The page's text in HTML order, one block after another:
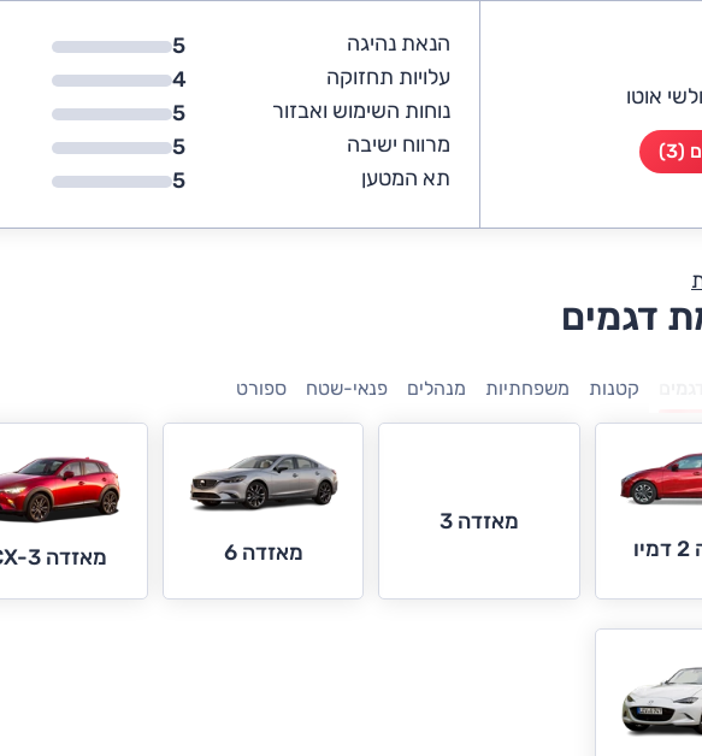
אוטו
(3)
הנאת נהיגה
5
עלויות תחזוקה
4
נוחות השימוש ואבזור
5
מרווח ישיבה
5
תא המטען
5
דגמים
קטנות משפחתיות מנהלים פנאי-שטח ספורט
מאזדה 3
מאזדה 6
מאזדה CX-3